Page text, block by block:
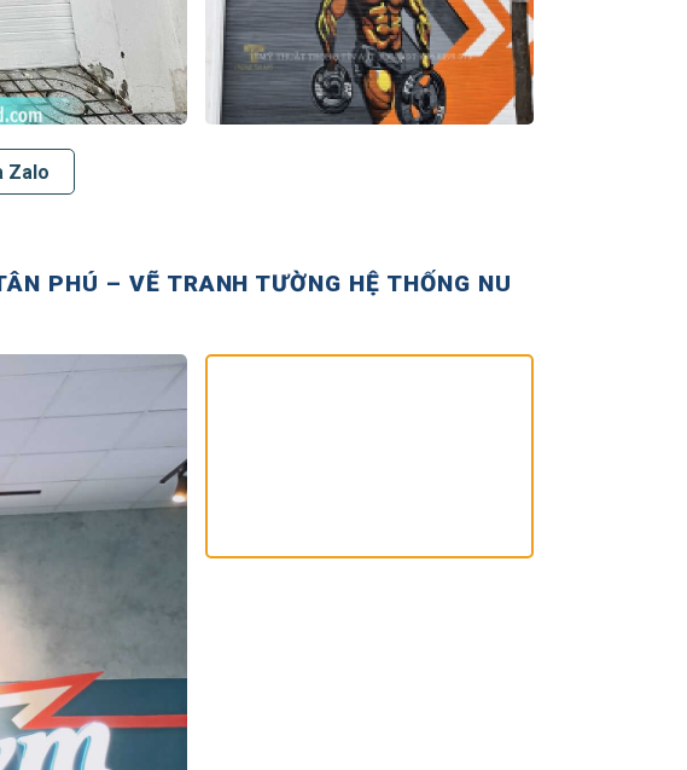
Zalo
PHÚ – VẼ TRANH TƯỜNG HỆ THỐNG NU